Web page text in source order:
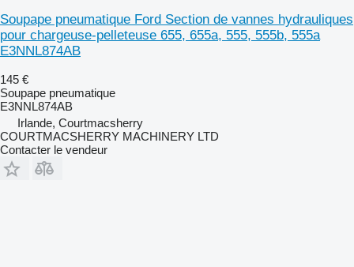
Soupape pneumatique Ford Section de vannes hydrauliques
pour chargeuse-pelleteuse 655, 655a, 555, 555b, 555a
E3NNL874AB
145 €
Soupape pneumatique
E3NNL874AB
Irlande, Courtmacsherry
COURTMACSHERRY MACHINERY LTD
Contacter le vendeur